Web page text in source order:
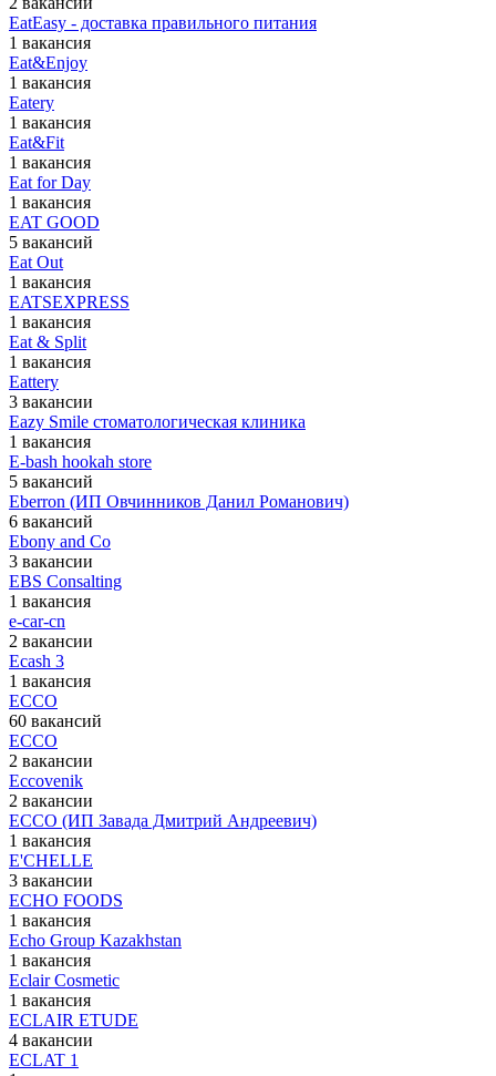
EatEasy - доставка правильного питания
1 вакансия
Eat&Enjoy
1 вакансия
Eatery
1 вакансия
Eat&Fit
1 вакансия
Eat for Day
1 вакансия
EAT GOOD
5 вакансий
Eat Out
1 вакансия
EATSEXPRESS
1 вакансия
Eat & Split
1 вакансия
Eattery
3 вакансии
Eazy Smile стоматологическая клиника
1 вакансия
E-bash hookah store
5 вакансий
Eberron (ИП Овчинников Данил Романович)
6 вакансий
Ebony and Co
3 вакансии
EBS Consalting
1 вакансия
e-car-cn
2 вакансии
Ecash 3
1 вакансия
ECCO
60 вакансий
ECCO
2 вакансии
Eccovenik
2 вакансии
ECCO (ИП Завада Дмитрий Андреевич)
1 вакансия
E'CHELLE
3 вакансии
ECHO FOODS
1 вакансия
Echo Group Kazakhstan
1 вакансия
Eclair Cosmetic
1 вакансия
ECLAIR ETUDE
4 вакансии
ECLAT 1